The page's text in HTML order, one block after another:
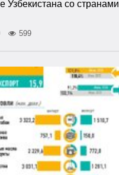
Узбекистана со странами
599